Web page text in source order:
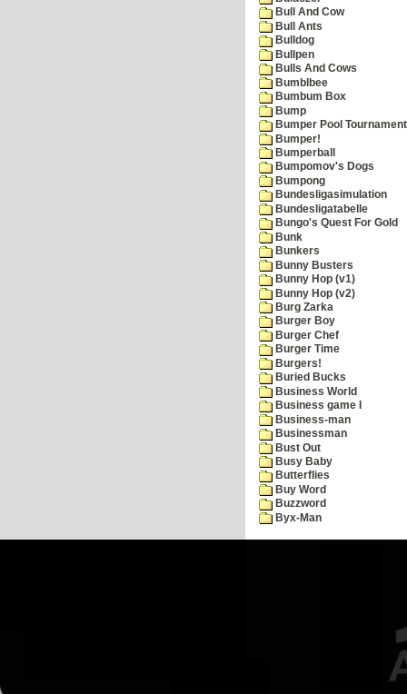
Bull And Cow
Bull Ants
Bulldog
Bullpen
Bulls And Cows
Bumblbee
Bumbum Box
Bump
Bumper Pool Tournament
Bumper!
Bumperball
Bumpomov's Dogs
Bumpong
Bundesligasimulation
Bundesligatabelle
Bungo's Quest For Gold
Bunk
Bunkers
Bunny Busters
Bunny Hop (v1)
Bunny Hop (v2)
Burg Zarka
Burger Boy
Burger Chef
Burger Time
Burgers!
Buried Bucks
Business World
Business game I
Business-man
Businessman
Bust Out
Busy Baby
Butterflies
Buy Word
Buzzword
Byx-Man